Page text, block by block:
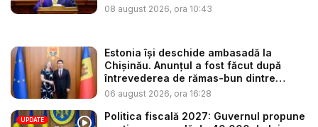
08 august 2026, ora 10:43
Estonia își deschide ambasadă la
Chișinău. Anunțul a fost făcut după
întrevederea de rămas-bun dintre
minis...
06 august 2026, ora 16:28
UPDATE
Politica fiscală 2027: Guvernul propune